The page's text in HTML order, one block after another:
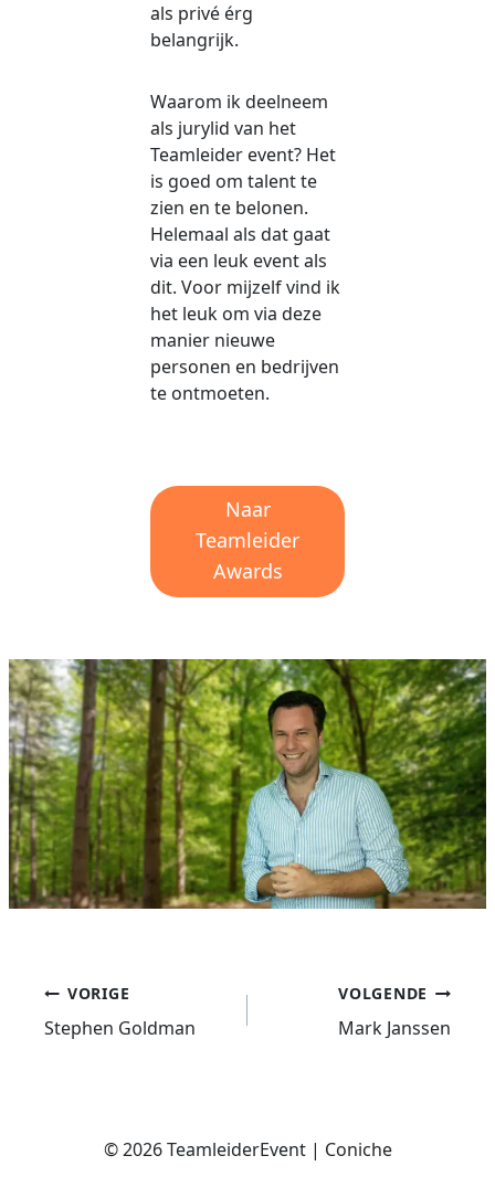
als privé érg
belangrijk.
Waarom ik deelneem
als jurylid van het
Teamleider event? Het
is goed om talent te
zien en te belonen.
Helemaal als dat gaat
via een leuk event als
dit. Voor mijzelf vind ik
het leuk om via deze
manier nieuwe
personen en bedrijven
te ontmoeten.
Naar
Teamleider
Awards
Bericht
navigatie
VORIGE
Stephen Goldman
VOLGENDE
Mark Janssen
© 2026 TeamleiderEvent | Coniche